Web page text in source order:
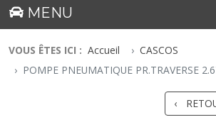
MENU
VOUS ÊTES ICI : Accueil
CASCOS
POMPE PNEUMATIQUE PR.TRAVERSE